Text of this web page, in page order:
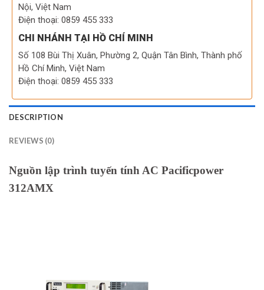
Nội, Việt Nam
Điện thoại: 0859 455 333
CHI NHÁNH TẠI HỒ CHÍ MINH
Số 108 Bùi Thị Xuân, Phường 2, Quận Tân Bình, Thành phố
Hồ Chí Minh, Việt Nam
Điện thoại: 0859 455 333
DESCRIPTION
REVIEWS (0)
Nguồn lập trình tuyến tính AC Pacificpower
312AMX